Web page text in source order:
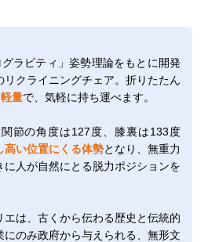
ラビティ」姿勢理論をもとに開発
リクライニングチェア。折りたたん
量で、気軽に持ち運べます。
節の角度は127度、膝裏は133度
高い位置にくる体勢となり、無重力
に人が自然にとる脱力ポジションを
エは、古くから伝わる歴史と伝統的
のみ政府から与えられる、無形文